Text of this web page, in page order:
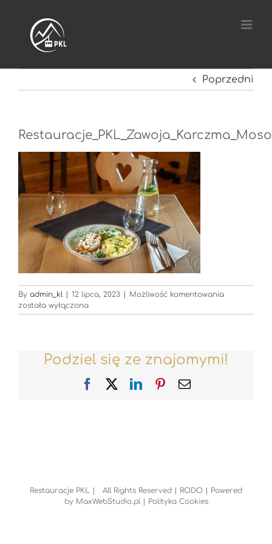
zawartości
Poprzedni
By admin_kl | 12 lipca, 2023 | Możliwość komentowania
została wyłączona
Podziel się ze znajomymi!
FacebookLinkedInPinterest
Email
Restauracje PKL | All Rights Reserved | RODO | Powered
by MaxWebStudio.pl| Polityka Cookies